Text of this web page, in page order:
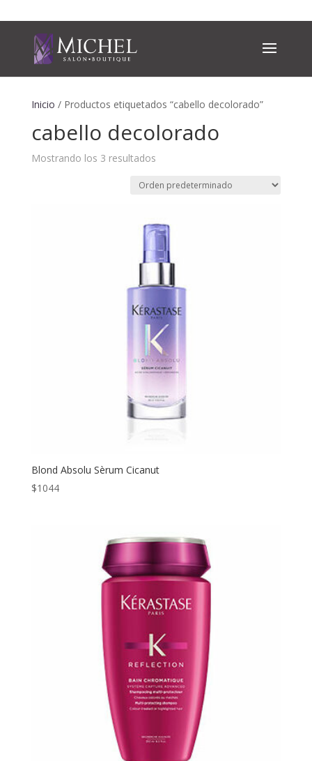
Inicio / Productos etiquetados “cabello decolorado”
cabello decolorado
Mostrando los 3 resultados
Blond Absolu Sèrum Cicanut
$1044